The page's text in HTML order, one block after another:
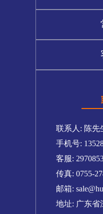
联系人: 陈先
手机号:
客服:
传真: 0755-
邮箱:
地址: 广东省